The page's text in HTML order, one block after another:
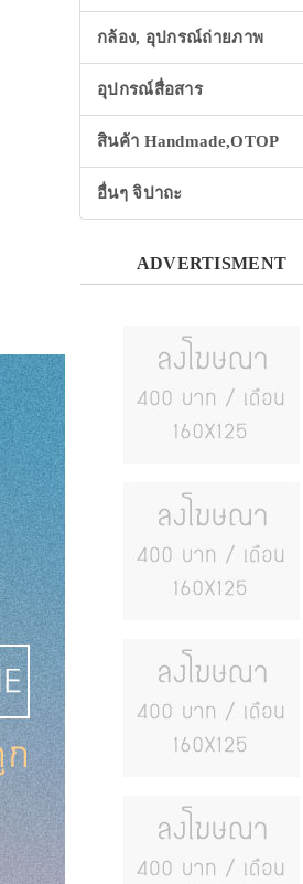
กล้อง, อุปกรณ์ถ่ายภาพ
อุปกรณ์สื่อสาร
สินค้า Handmade,OTOP
อื่นๆ จิปาถะ
ADVERTISMENT